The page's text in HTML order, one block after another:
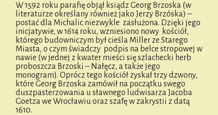
W 1592 roku parafię objął ksiądz Georg Brzoska (w
literaturze określany również jako Jerzy Brzóska) –
postać dla Michalic niezwykle zasłużona. Dzięki jego
inicjatywie, w 1614 roku, wzniesiono nowy kościół,
którego budowniczym był cieśla Miller ze Starego
Miasta, o czym świadczy podpis na belce stropowej w
nawie (w jednej z kwater mieści się szlachecki herb
proboszcza Brzoski – Nałęcz, a także jego
monogram). Oprócz tego kościół zyskał trzy dzwony,
które Georg Brzoska zamówił na początku swego
duszpasterzowania u sławnego ludwisarza Jacoba
Goetza we Wrocławiu oraz szafę w zakrystii z datą
1610.